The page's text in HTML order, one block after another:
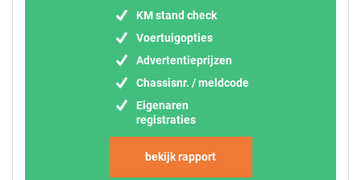
KM stand check
Voertuigopties
Advertentieprijzen
Chassisnr. / meldcode
Eigenaren
registraties
bekijk rapport